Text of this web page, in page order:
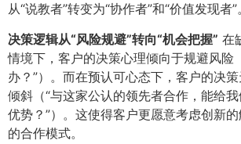
从“说教者”转变为“协作者”和“价值发现者”。
决策逻辑从“风险规避”转向“机会把握”​ 在
情境下，客户的决策心理倾向于规避风险
办？”）。而在预认可心态下，客户的决
倾斜（“与这家公认的领先者合作，能给
优势？”）。这使得客户更愿意考虑创新
的合作模式。